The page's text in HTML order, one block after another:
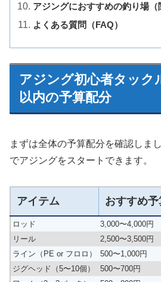
アジングにおすすめの釣り場（
よくある質問（FAQ）
アジング初心者タック
以内の予算配分
まずは全体の予算配分を確認しま
でアジングをスタートできます。
アイテム おすすめ予
ロッド 3,000〜4,000円
リール
2,500〜3,500円
ライン（PE or フロロ）
500〜1,000円
ジグヘッド（5〜10個）
500〜700円